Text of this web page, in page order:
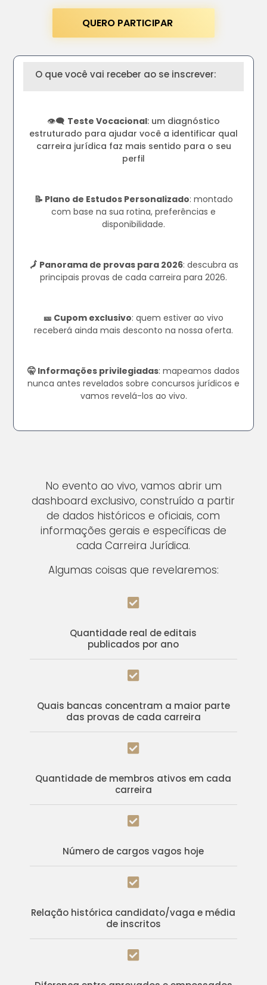
QUERO PARTICIPAR
O que você vai receber ao se inscrever:
👁️‍🗨️ Teste Vocacional: um diagnóstico
estruturado para ajudar você a identificar qual
carreira jurídica faz mais sentido para o seu
perfil
📝 Plano de Estudos Personalizado: montado
com base na sua rotina, preferências e
disponibilidade.
🗾 Panorama de provas para 2026: descubra as
principais provas de cada carreira para 2026.
🎫 Cupom exclusivo: quem estiver ao vivo
receberá ainda mais desconto na nossa oferta.
🤫 Informações privilegiadas: mapeamos dados
nunca antes revelados sobre concursos jurídicos e
vamos revelá-los ao vivo.
No evento ao vivo, vamos abrir um
dashboard exclusivo, construído a partir
de dados históricos e oficiais, com
informações gerais e específicas de
cada Carreira Jurídica.
Algumas coisas que revelaremos:

Quantidade real de editais
publicados por ano

Quais bancas concentram a maior parte
das provas de cada carreira

Quantidade de membros ativos em cada
carreira

Número de cargos vagos hoje

Relação histórica candidato/vaga e média
de inscritos
